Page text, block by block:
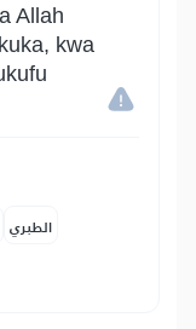
Allah
kwa
الطبري